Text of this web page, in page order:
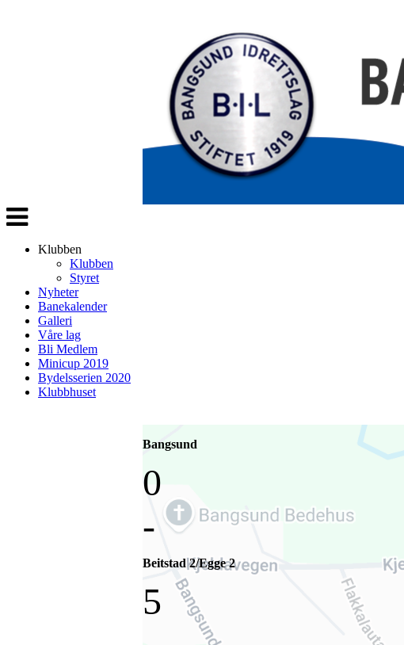
Veksle
navigasjon
Klubben
Klubben
Styret
Nyheter
Banekalender
Galleri
Våre lag
Bli Medlem
Minicup 2019
Bydelsserien 2020
Klubbhuset
Bangsund
0
-
Beitstad 2/Egge 2
5